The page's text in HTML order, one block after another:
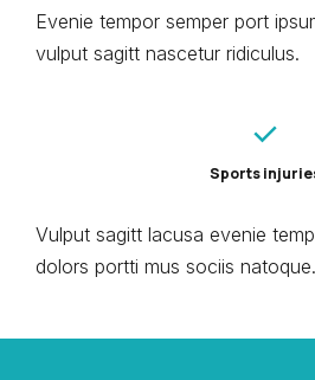
Evenie tempor semper port
vulput sagitt nascetur ridiculus.
Sports
Vulput sagitt lacusa evenie
dolors portti mus sociis natoque.